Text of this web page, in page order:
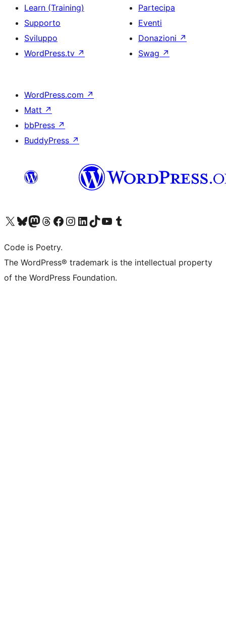
Learn (Training)
Supporto
Sviluppo
WordPress.tv ↗
Partecipa
Eventi
Donazioni ↗
Swag ↗
WordPress.com ↗
Matt ↗
bbPress ↗
BuddyPress ↗
Visita il nostro account X (ex Twitter)
Visita il nostro account Bluesky
Visita il nostro account Mastodon
Visita il nostro account Threads
Visita la nostra pagina Facebook
Visita il nostro account Instagram
Visita il nostro account LinkedIn
Visita il nostro account TikTok
Visita il nostro canale YouTube
Visita il nostro account Tumblr
Code is Poetry.
The WordPress® trademark is the intellectual property
of the WordPress Foundation.